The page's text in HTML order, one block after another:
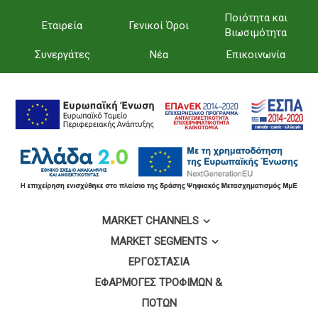
Εταιρεία Γενικοί Όροι
Ποιότητα και
Βιωσιμότητα
Συνεργάτες
Νέα Επικοινωνία
MARKET CHANNELS
MARKET SEGMENTS
ΕΡΓΟΣΤΆΣΙΑ
ΕΦΑΡΜΟΓΈΣ ΤΡΟΦΊΜΩΝ &
ΠΟΤΏΝ